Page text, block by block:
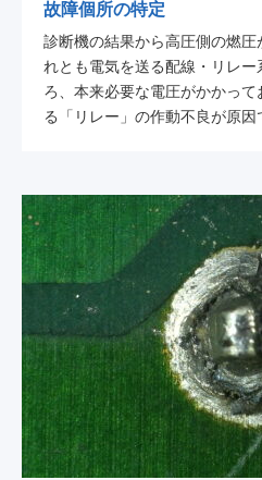
故障個所の特定
診断機の結果から高圧側の燃
れとも電気を送る配線・リレ
ろ、本来必要な電圧がかかっ
る「リレー」の作動不良が原因